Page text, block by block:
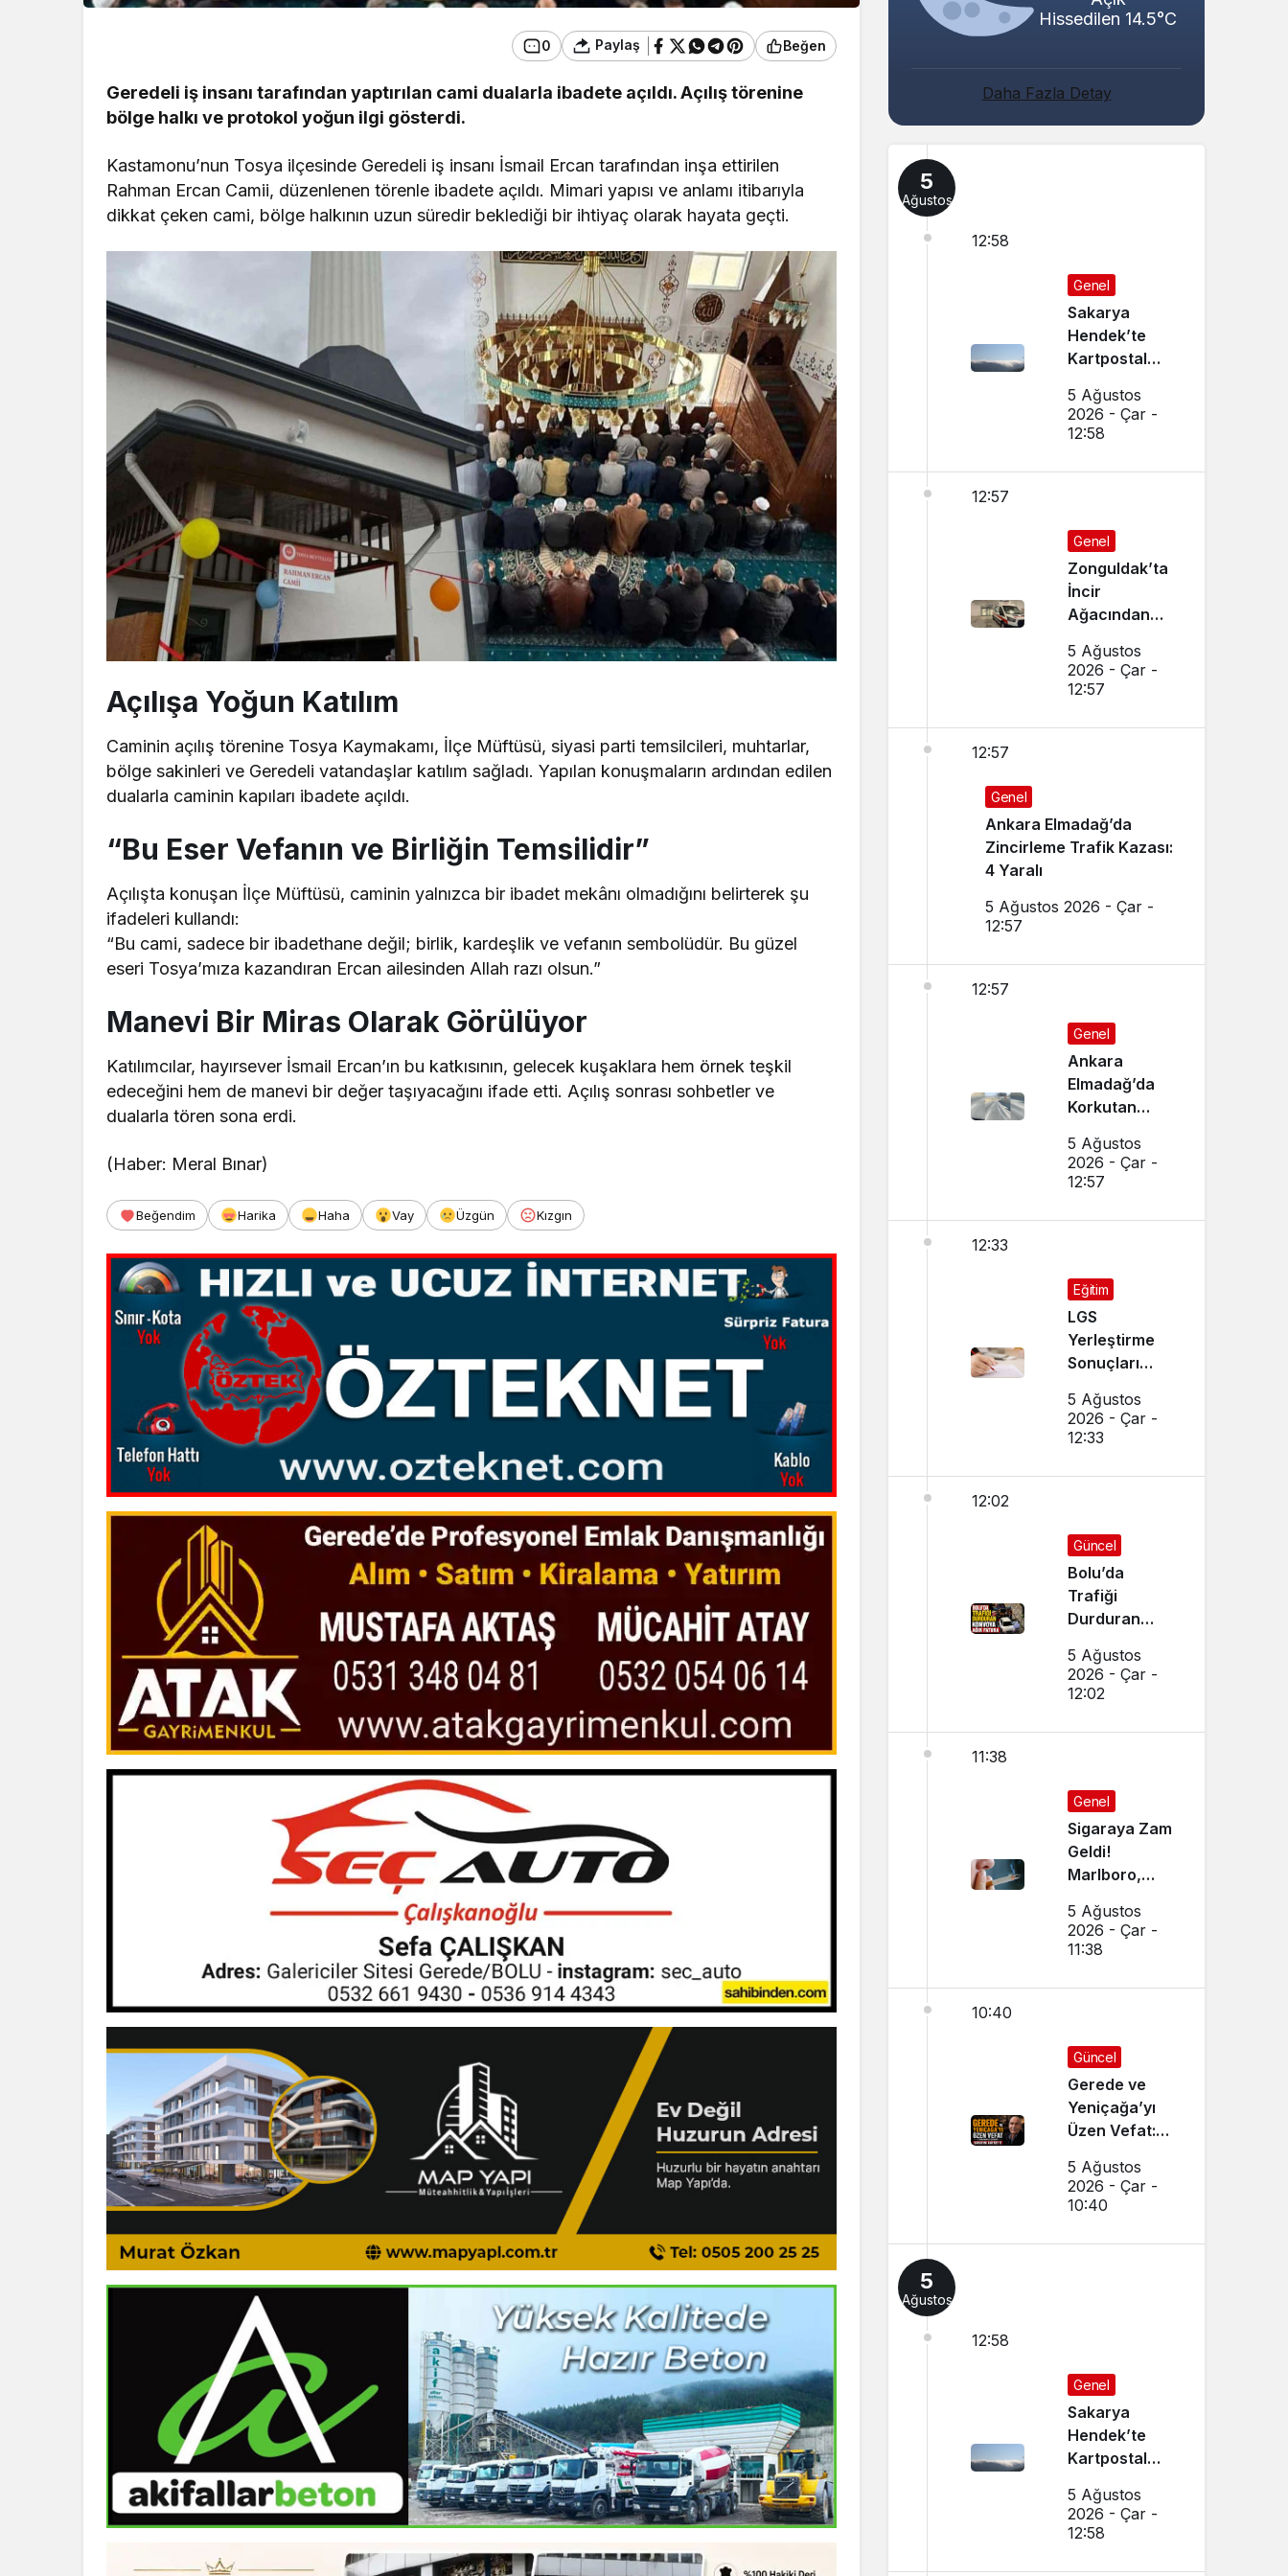
0 Paylaş Beğen
Geredeli iş insanı tarafından yaptırılan cami dualarla ibadete açıldı. Açılış törenine
bölge halkı ve protokol yoğun ilgi gösterdi.
Kastamonu’nun Tosya ilçesinde Geredeli iş insanı İsmail Ercan tarafından inşa ettirilen
Rahman Ercan Camii, düzenlenen törenle ibadete açıldı. Mimari yapısı ve anlamı itibarıyla
dikkat çeken cami, bölge halkının uzun süredir beklediği bir ihtiyaç olarak hayata geçti.
Açılışa Yoğun Katılım
Caminin açılış törenine Tosya Kaymakamı, İlçe Müftüsü, siyasi parti temsilcileri, muhtarlar,
bölge sakinleri ve Geredeli vatandaşlar katılım sağladı. Yapılan konuşmaların ardından edilen
dualarla caminin kapıları ibadete açıldı.
“Bu Eser Vefanın ve Birliğin Temsilidir”
Açılışta konuşan İlçe Müftüsü, caminin yalnızca bir ibadet mekânı olmadığını belirterek şu
ifadeleri kullandı:
“Bu cami, sadece bir ibadethane değil; birlik, kardeşlik ve vefanın sembolüdür. Bu güzel
eseri Tosya’mıza kazandıran Ercan ailesinden Allah razı olsun.”
Manevi Bir Miras Olarak Görülüyor
Katılımcılar, hayırsever İsmail Ercan’ın bu katkısının, gelecek kuşaklara hem örnek teşkil
edeceğini hem de manevi bir değer taşıyacağını ifade etti. Açılış sonrası sohbetler ve
dualarla tören sona erdi.
(Haber: Meral Bınar)
Beğendim Harika Haha Vay Üzgün Kızgın
Hissedilen 14.5°C
Daha Fazla Detay
5
Ağustos
12:58
Genel
Sakarya
Hendek’te
Kartpostal
Büyüledi
5 Ağustos
2026 - Çar -
12:58
12:57
Genel
Zonguldak’ta
İncir
Ağacından
Ağır
Yaralandı
5 Ağustos
2026 - Çar -
12:57
12:57
Genel
Ankara Elmadağ’da
Zincirleme Trafik Kazası:
4 Yaralı
5 Ağustos 2026 - Çar -
12:57
12:57
Genel
Ankara
Elmadağ’da
Korkutan
Yangını
5 Ağustos
2026 - Çar -
12:57
12:33
Eğitim
LGS
Yerleştirme
Sonuçları
Sonuçlar
Nereden
Nakil
5 Ağustos
2026 - Çar -
12:33
12:02
Güncel
Bolu’da
Trafiği
Durduran
Fatura
5 Ağustos
2026 - Çar -
12:02
11:38
Genel
Sigaraya Zam
Geldi!
Marlboro,
Winston,
Camel JTI
Zamlandı mı?
Güncel Sigara
Fiyatları
5 Ağustos
2026 - Çar -
11:38
10:40
Güncel
Gerede ve
Yeniçağa’yı
Üzen Vefat:
Esnaf
Hayatını
5 Ağustos
2026 - Çar -
10:40
5
Ağustos
12:58
Genel
Sakarya
Hendek’te
Kartpostal
Büyüledi
5 Ağustos
2026 - Çar -
12:58